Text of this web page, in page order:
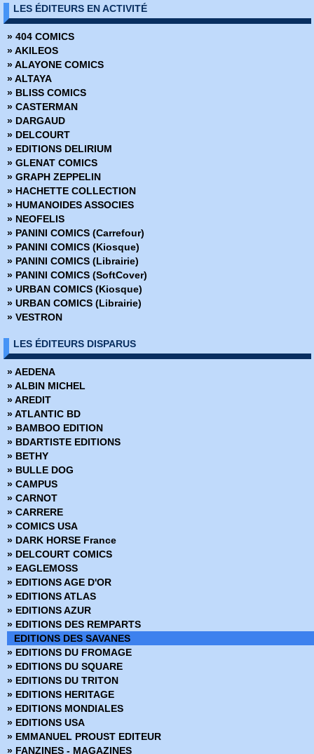
LES ÉDITEURS EN ACTIVITÉ
» 404 COMICS
» AKILEOS
» ALAYONE COMICS
» ALTAYA
» BLISS COMICS
» CASTERMAN
» DARGAUD
» DELCOURT
» EDITIONS DELIRIUM
» GLENAT COMICS
» GRAPH ZEPPELIN
» HACHETTE COLLECTION
» HUMANOIDES ASSOCIES
» NEOFELIS
» PANINI COMICS (Carrefour)
» PANINI COMICS (Kiosque)
» PANINI COMICS (Librairie)
» PANINI COMICS (SoftCover)
» URBAN COMICS (Kiosque)
» URBAN COMICS (Librairie)
» VESTRON
LES ÉDITEURS DISPARUS
» AEDENA
» ALBIN MICHEL
» AREDIT
» ATLANTIC BD
» BAMBOO EDITION
» BDARTISTE EDITIONS
» BETHY
» BULLE DOG
» CAMPUS
» CARNOT
» CARRERE
» COMICS USA
» DARK HORSE France
» DELCOURT COMICS
» EAGLEMOSS
» EDITIONS AGE D'OR
» EDITIONS ATLAS
» EDITIONS AZUR
» EDITIONS DES REMPARTS
EDITIONS DES SAVANES
» EDITIONS DU FROMAGE
» EDITIONS DU SQUARE
» EDITIONS DU TRITON
» EDITIONS HERITAGE
» EDITIONS MONDIALES
» EDITIONS USA
» EMMANUEL PROUST EDITEUR
» FANZINES - MAGAZINES